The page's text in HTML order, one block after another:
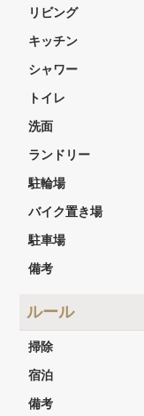
リビング
キッチン
シャワー
トイレ
洗面
ランドリー
駐輪場
バイク置き場
駐車場
備考
ルール
掃除
宿泊
備考